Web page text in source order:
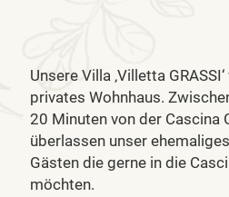
Unsere Villa ‚Villetta
privates Wohnhaus.
20 Minuten von der Cascina
überlassen unser
Gästen die gerne in die
möchten.